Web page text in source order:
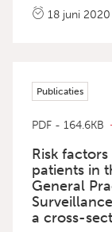
18 juni 2020
Publicaties
PDF - 164.6KB
Risk
patients in
General
a cross-